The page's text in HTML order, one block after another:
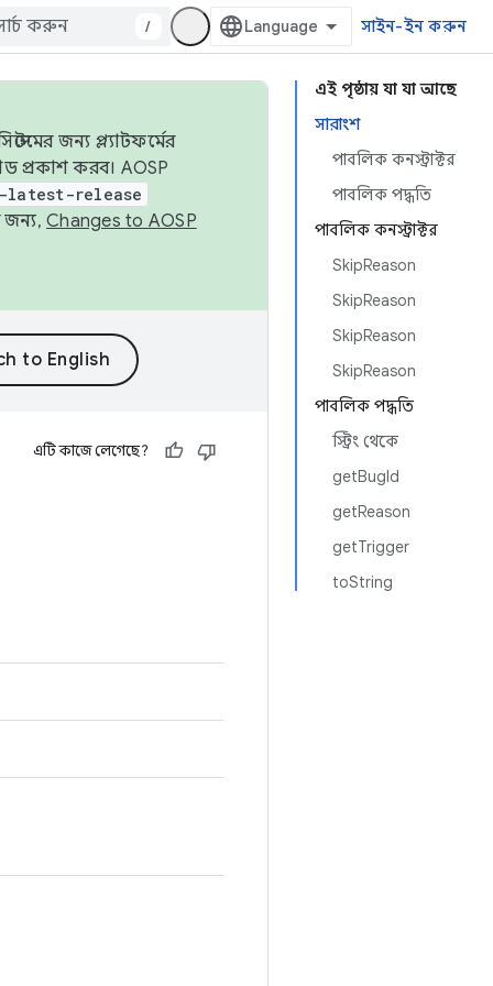
/ সাইন-ইন করুন
এই পৃষ্ঠায় যা যা আছে
সারাংশ
পাবলিক কনস্ট্রাক্টর
পাবলিক পদ্ধতি
পাবলিক কনস্ট্রাক্টর
SkipReason
SkipReason
SkipReason
SkipReason
পাবলিক পদ্ধতি
স্ট্রিং থেকে
getBugId
getReason
getTrigger
toString
জন্য প্ল্যাটফর্মের
প্রকাশ করব। AOSP
latest-release
জন্য, Changes to AOSP
এটি কাজে লেগেছে?